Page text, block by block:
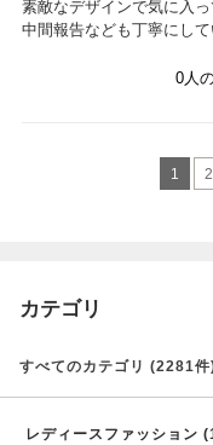
素敵なデザインで気に入
中間報告なども丁寧にし
0人
1 2
カテゴリ
すべてのカテゴリ (2281件
レディースファッション